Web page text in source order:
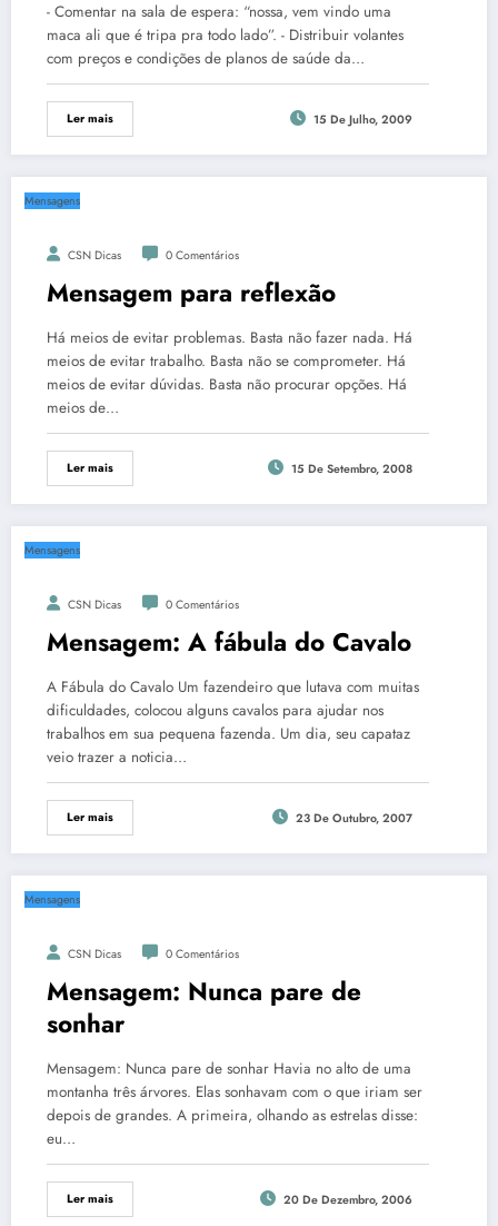
- Comentar na sala de espera: “nossa, vem vindo uma
maca ali que é tripa pra todo lado”. - Distribuir volantes
com preços e condições de planos de saúde da…
Ler mais 15 De Julho, 2009
Mensagens
CSN Dicas 0 Comentários
Mensagem para reflexão
Há meios de evitar problemas. Basta não fazer nada. Há
meios de evitar trabalho. Basta não se comprometer. Há
meios de evitar dúvidas. Basta não procurar opções. Há
meios de…
Ler mais 15 De Setembro, 2008
Mensagens
CSN Dicas 0 Comentários
Mensagem: A fábula do Cavalo
A Fábula do Cavalo Um fazendeiro que lutava com muitas
dificuldades, colocou alguns cavalos para ajudar nos
trabalhos em sua pequena fazenda. Um dia, seu capataz
veio trazer a noticia…
Ler mais 23 De Outubro, 2007
Mensagens
CSN Dicas 0 Comentários
Mensagem: Nunca pare de
sonhar
Mensagem: Nunca pare de sonhar Havia no alto de uma
montanha três árvores. Elas sonhavam com o que iriam ser
depois de grandes. A primeira, olhando as estrelas disse:
eu…
Ler mais 20 De Dezembro, 2006